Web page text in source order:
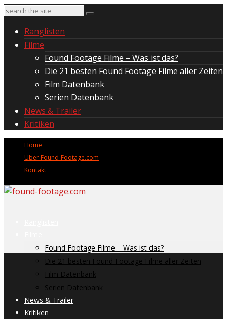
Ranglisten
Filme
Found Footage Filme – Was ist das?
Die 21 besten Found Footage Filme aller Zeiten
Film Datenbank
Serien Datenbank
News & Trailer
Kritiken
Home
Über Found-Footage.com
Kontakt
Found Footage Filme – Was ist das?
Die 21 besten Found Footage Filme aller Zeiten
Film Datenbank
Serien Datenbank
News & Trailer
Kritiken